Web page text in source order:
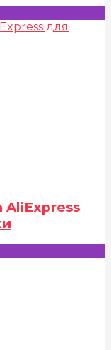
AliExpress